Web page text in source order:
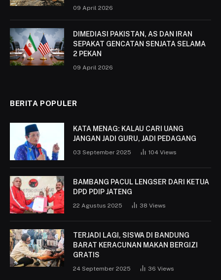
09 April 2026
DIMEDIASI PAKISTAN, AS DAN IRAN
SEPAKAT GENCATAN SENJATA SELAMA
2 PEKAN
09 April 2026
BERITA POPULER
KATA MENAG: KALAU CARI UANG
JANGAN JADI GURU, JADI PEDAGANG
03 September 2025 104 Views
BAMBANG PACUL LENGSER DARI KETUA
DPD PDIP JATENG
22 Agustus 2025 38 Views
TERJADI LAGI, SISWA DI BANDUNG
BARAT KERACUNAN MAKAN BERGIZI
GRATIS
24 September 2025 36 Views